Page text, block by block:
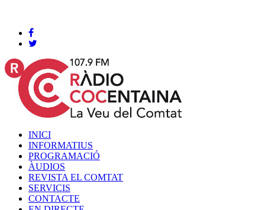
INICI
INFORMATIUS
PROGRAMACIÓ
ÀUDIOS
REVISTA EL COMTAT
SERVICIS
CONTACTE